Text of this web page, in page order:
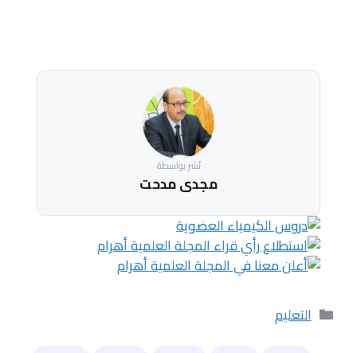
نُشر بواسطة
مجدى مدحت
التصنيفات
التعليم